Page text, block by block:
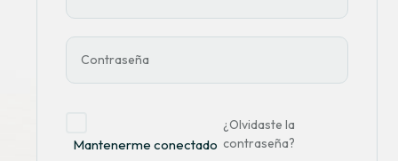
Mantenerme conectado
¿Olvidaste la
contraseña?